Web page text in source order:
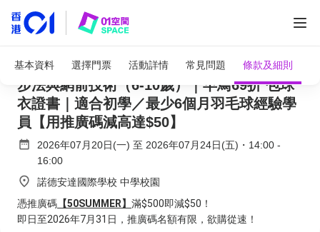
基本資料 選擇門票 活動詳情 常見問題 條款及細則
adidas x ASG 暑期羽毛球營 2026｜E. 前場
步法與網前技術（6-10歲）｜早鳥69折 包球
衣證書｜適合初學／最少6個月羽毛球經驗學
員【用推廣碼減高達$50】
2026年07月20日(一) 至 2026年07月24日(五) ・ 14:00 -
16:00
諾德安達國際學校 中學校園
憑推廣碼 【50SUMMER】 滿$500即減$50！
即日至2026年7月31日，推廣碼名額有限，欲購從速！